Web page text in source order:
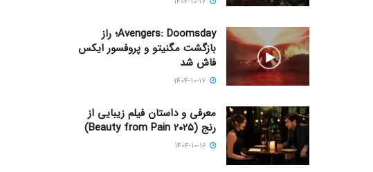
Avengers: Doomsday؛ راز
بازگشت مگنیتو و پروفسور ایکس
فاش شد
معرفی و داستان فیلم زیبایی از
رنج (Beauty from Pain 2025)